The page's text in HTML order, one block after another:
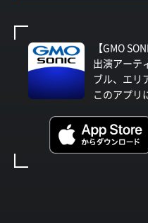
【GMO
出演アーテ
ブル、エリ
このアプリ